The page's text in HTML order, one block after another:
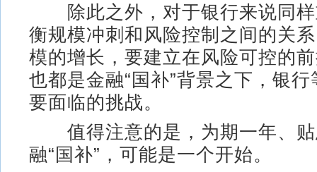
除此之外，对于银行来说同样
衡规模冲刺和风险控制之间的关
模的增长，要建立在风险可控的
也都是金融“国补”背景之下，银
要面临的挑战。
值得注意的是，为期一年、贴
融“国补”，可能是一个开始。